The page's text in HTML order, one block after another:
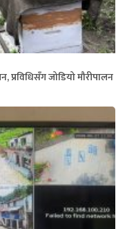
जोडियो मौरीपालन